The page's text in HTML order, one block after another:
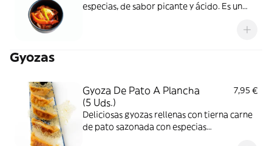
especias, de sabor picante y ácido. Es un
Gyozas
Gyoza De Pato A Plancha
(5 Uds.)
7,95 €
Deliciosas gyozas rellenas con tierna carne
de pato sazonada con especias